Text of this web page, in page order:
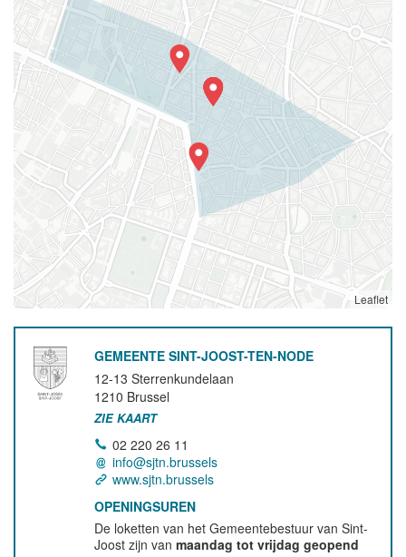
Leaflet
GEMEENTE SINT-JOOST-TEN-NODE
12-13 Sterrenkundelaan
1210 Brussel
ZIE KAART
02 220 26 11
info@sjtn.brussels
www.sjtn.brussels
OPENINGSUREN
De loketten van het Gemeentebestuur van Sint-
Joost zijn vanmaandag tot vrijdag geopend